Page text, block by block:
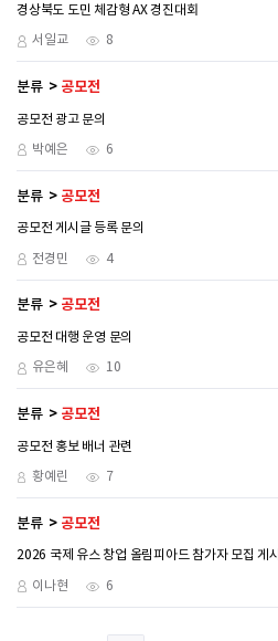
경상북도 도민 체감형 AX 경진대회
서일교 8
분류 공모전
공모전 광고 문의
박예은 6
분류 공모전
공모전 게시글 등록 문의
전경민 4
분류 공모전
공모전 대행 운영 문의
유은혜 10
분류 공모전
공모전 홍보 배너 관련
황예린 7
분류 공모전
2026 국제 유스 창업 올림피아드 참가자 모집 게시
이나현 6